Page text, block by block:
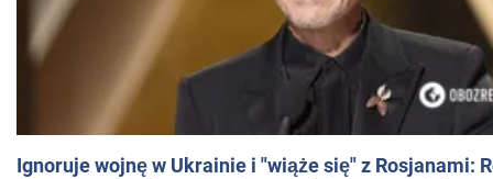
Ignoruje wojnę w Ukrainie i "wiąże się" z Rosjanami: